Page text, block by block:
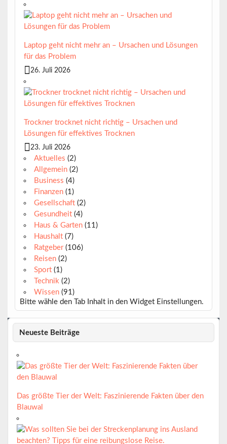
Laptop geht nicht mehr an – Ursachen und Lösungen
für das Problem
26. Juli 2026
Trockner trocknet nicht richtig – Ursachen und
Lösungen für effektives Trocknen
23. Juli 2026
Aktuelles (2)
Allgemein(2)
Business (4)
Finanzen(1)
Gesellschaft(2)
Gesundheit(4)
Haus & Garten(11)
Haushalt(7)
Ratgeber(106)
Reisen(2)
Sport(1)
Technik(2)
Wissen(91)
Bitte wähle den Tab Inhalt in den Widget Einstellungen.
Neueste Beiträge
Das größte Tier der Welt: Faszinierende Fakten über den
Blauwal